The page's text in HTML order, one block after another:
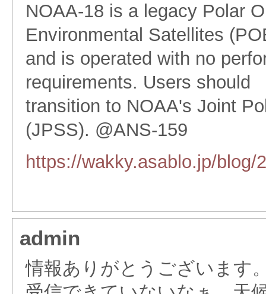
NOAA-18 is a legacy Polar
Environmental Satellites
and is operated with no
requirements. Users should
transition to NOAA's Joint
(JPSS). @ANS-159
https://wakky.asablo.jp/blog/
admin
情報ありがとうございます